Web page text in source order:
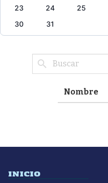
23
24 25
30
31
Nombre
INICIO